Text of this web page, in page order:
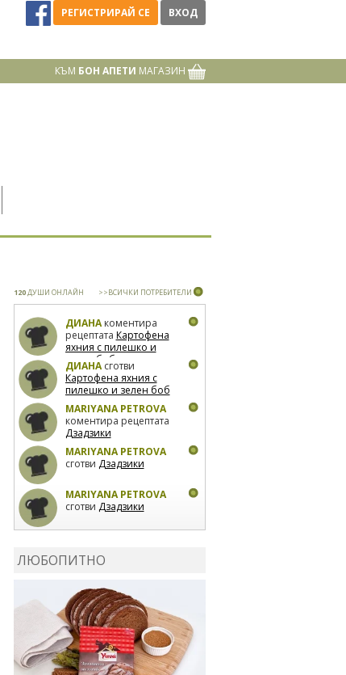
РЕГИСТРИРАЙ СЕ ВХОД
КЪМ БОН АПЕТИ МАГАЗИН
120ДУШИ ОНЛАЙН >>ВСИЧКИ ПОТРЕБИТЕЛИ
ДИАНАкоментира
рецептата Картофена
яхния с пилешко и
зелен боб
ДИАНАсготви
Картофена яхния с
пилешко и зелен боб
MARIYANA PETROVA
коментира рецептата
Дзадзики
MARIYANA PETROVA
сготви Дзадзики
MARIYANA PETROVA
сготви Дзадзики
фурна
рецептатаСвински
ребра с печени
картофи
ЛЮБОПИТНО